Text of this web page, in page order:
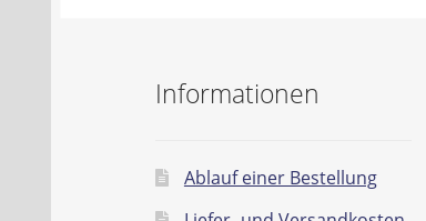
Informationen
Ablauf einer Bestellung